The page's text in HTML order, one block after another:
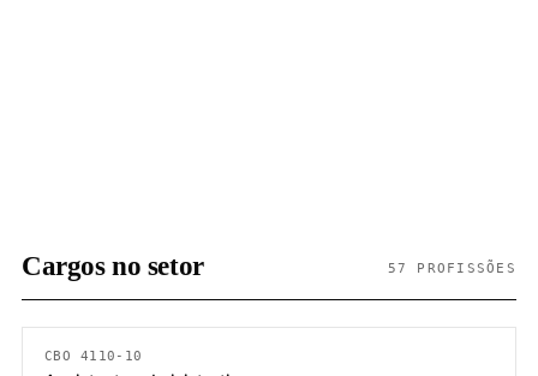
Cargos no setor 57 PROFISSÕES
CBO 4110-10